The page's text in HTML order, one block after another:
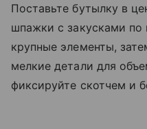
Поставьте бутылку в
шпажки с закусками по
крупные элементы,
мелкие детали для
фиксируйте скотчем и